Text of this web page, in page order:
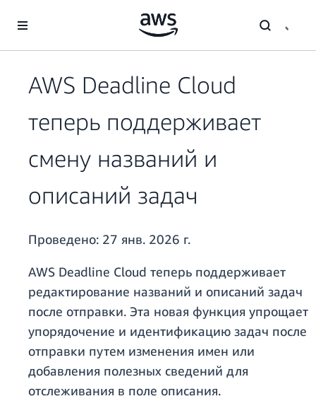
Перейти к главному контенту
AWS Deadline Cloud
теперь поддерживает
смену названий и
описаний задач
Проведено: 27 янв. 2026 г.
AWS Deadline Cloud теперь поддерживает
редактирование названий и описаний задач
после отправки. Эта новая функция упрощает
упорядочение и идентификацию задач после
отправки путем изменения имен или
добавления полезных сведений для
отслеживания в поле описания.